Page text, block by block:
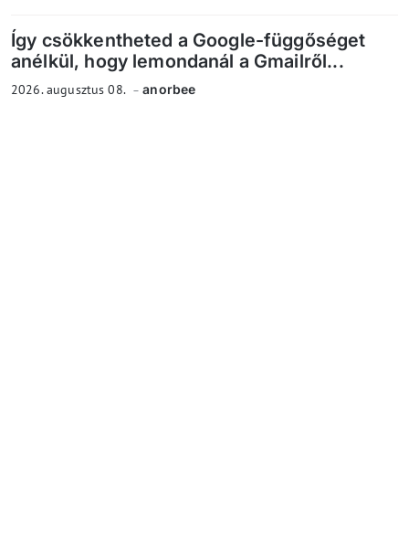
Így csökkentheted a Google-függőséget
anélkül, hogy lemondanál a Gmailről...
2026. augusztus 08. anorbee